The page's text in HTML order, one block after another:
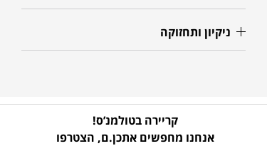
ניקיון ותחזוקה
קריירה בטולמנ’ס!
אנחנו מחפשים אתכן.ם, הצטרפו